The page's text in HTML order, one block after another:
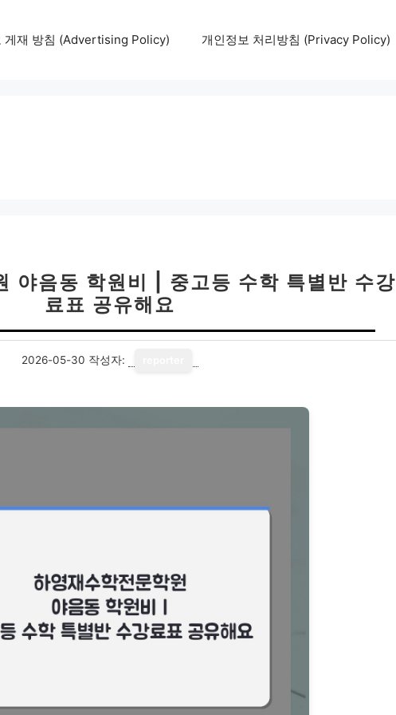
게재 방침 (Advertising Policy) 개인정보 처리방침 (Privacy Policy)
야음동 학원비 | 중고등 수학 특별반 수강
료표 공유해요
2026-05-30 작성자: